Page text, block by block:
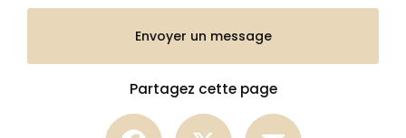
Envoyer un message
Partagez cette page
Facebook